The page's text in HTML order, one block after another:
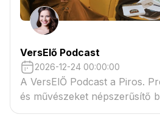
VersElő Podcast
2026-12-24 00:00:00
A VersElŐ Podcast a Piros.
és művészeket népszerűsítő